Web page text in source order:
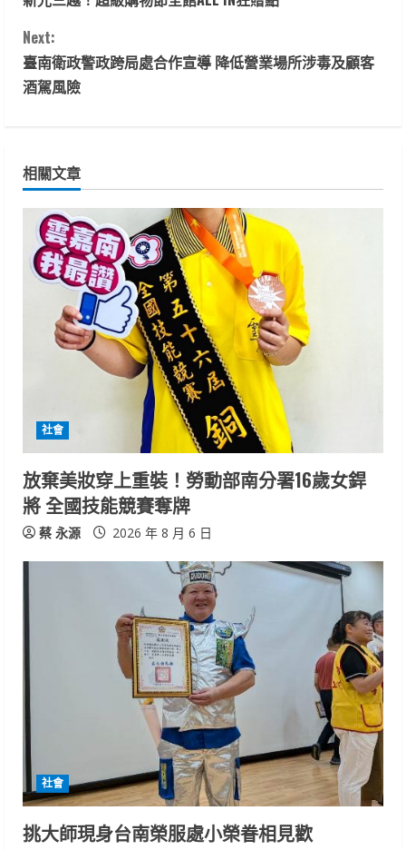
o
n
t
n
u
e
R
n
g
Next:
臺南衛政警政跨局處合作宣導 降低營業場所涉毒及顧客
酒駕風險
相關文章
社會
放棄美妝穿上重裝！勞動部南分署16歲女銲
將 全國技能競賽奪牌
蔡 永源 2026 年 8 月 6 日
社會
挑大師現身台南榮服處小榮眷相見歡